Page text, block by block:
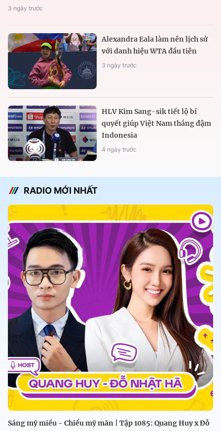
3 ngày trước
Alexandra Eala làm nên lịch sử
với danh hiệu WTA đầu tiên
3 ngày trước
HLV Kim Sang-sik tiết lộ bí
quyết giúp Việt Nam thắng đậm
Indonesia
4 ngày trước
RADIO MỚI NHẤT
Sáng mỹ miều - Chiều mỹ mãn | Tập 1085: Quang Huy x Đỗ